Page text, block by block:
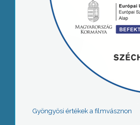
Gyöngyösi értékek a filmvásznon